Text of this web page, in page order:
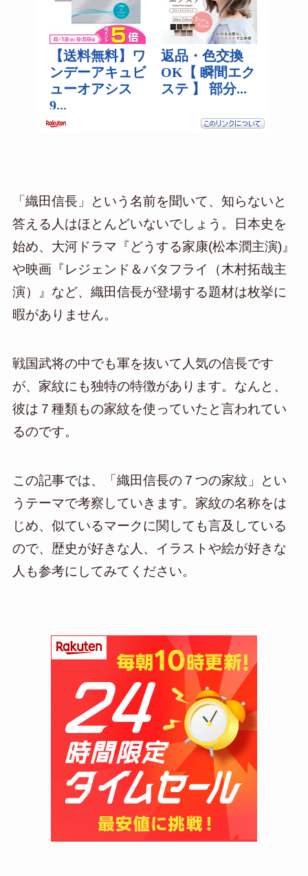
「織田信長」という名前を聞いて、知らないと
答える人はほとんどいないでしょう。日本史を
始め、大河ドラマ『どうする家康(松本潤主演)』
や映画『レジェンド＆バタフライ（木村拓哉主
演）』など、織田信長が登場する題材は枚挙に
暇がありません。
戦国武将の中でも軍を抜いて人気の信長です
が、家紋にも独特の特徴があります。なんと、
彼は７種類もの家紋を使っていたと言われてい
るのです。
この記事では、「織田信長の７つの家紋」とい
うテーマで考察していきます。家紋の名称をは
じめ、似ているマークに関しても言及している
ので、歴史が好きな人、イラストや絵が好きな
人も参考にしてみてください。